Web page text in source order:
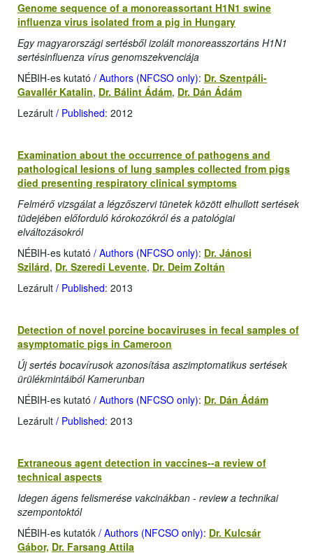
Genome sequence of a monoreassortant H1N1 swine
influenza virus isolated from a pig in Hungary
Egy magyarországi sertésből izolált monoreasszortáns H1N1
sertésinfluenza vírus genomszekvenciája
NÉBIH-es kutató / Authors (NFCSO only): Dr. Szentpáli-
Gavallér Katalin, Dr. Bálint Ádám, Dr. Dán Ádám
Lezárult / Published: 2012
Examination about the occurrence of pathogens and
pathological lesions of lung samples collected from pigs
died presenting respiratory clinical symptoms
Felmérő vizsgálat a légzőszervi tünetek között elhullott sertések
tüdejében előforduló kórokozókról és a patológiai
elváltozásokról
NÉBIH-es kutató / Authors (NFCSO only): Dr. Jánosi
Szilárd, Dr. Szeredi Levente, Dr. Deim Zoltán
Lezárult / Published: 2013
Detection of novel porcine bocaviruses in fecal samples of
asymptomatic pigs in Cameroon
Új sertés bocavírusok azonosítása aszimptomatikus sertések
ürülékmintáiból Kamerunban
NÉBIH-es kutató / Authors (NFCSO only): Dr. Dán Ádám
Lezárult / Published: 2013
Extraneous agent detection in vaccines--a review of
technical aspects
Idegen ágens felismerése vakcinákban - review a technikai
szempontoktól
NÉBIH-es kutatók / Authors (NFCSO only): Dr. Kulcsár
Gábor, Dr. Farsang Attila